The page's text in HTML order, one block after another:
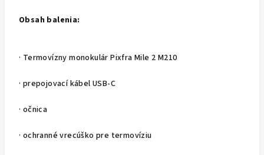
Obsah balenia:
· Termovízny monokulár Pixfra Mile 2 M210
· prepojovací kábel USB-C
· očnica
· ochranné vrecúško pre termovíziu